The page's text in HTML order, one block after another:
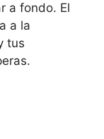
a fondo. El
a la
tus